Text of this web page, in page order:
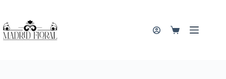
contenido
Carro